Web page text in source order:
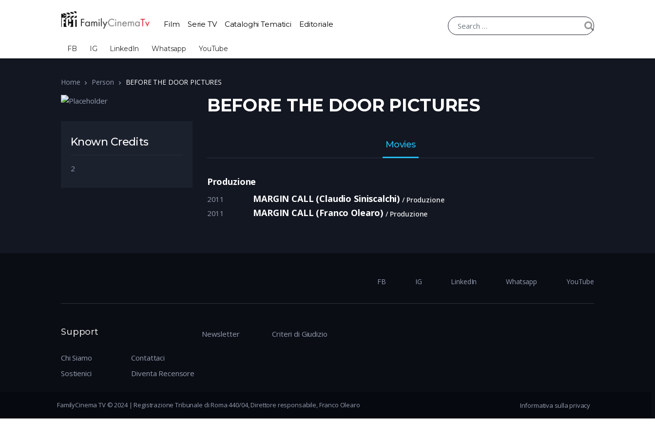
Film Serie TV Cataloghi Tematici Editoriale
FB IG LinkedIn Whatsapp YouTube
Home Person BEFORE THE DOOR PICTURES
Known Credits
2
BEFORE THE DOOR PICTURES
Movies
Produzione
2011 MARGIN CALL (Claudio Siniscalchi) Produzione
2011 MARGIN CALL (Franco Olearo) Produzione
FB IG LinkedIn Whatsapp YouTube
Support
Chi Siamo
Sostienici
Contattaci
Diventa Recensore
Newsletter Criteri di Giudizio
FamilyCinema TV © 2024 | Registrazione Tribunale di Roma 440/04, Direttore responsabile, Franco Olearo Informativa sulla privacy